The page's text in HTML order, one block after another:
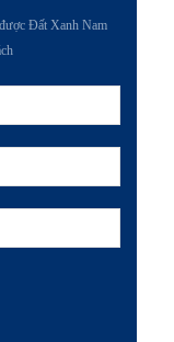
Đất Xanh Nam